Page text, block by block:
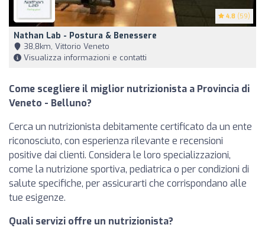
4.8 (59)
Nathan Lab - Postura & Benessere
38,8km, Vittorio Veneto
Visualizza informazioni e contatti
Come scegliere il miglior nutrizionista a Provincia di
Veneto - Belluno?
Cerca un nutrizionista debitamente certificato da un ente
riconosciuto, con esperienza rilevante e recensioni
positive dai clienti. Considera le loro specializzazioni,
come la nutrizione sportiva, pediatrica o per condizioni di
salute specifiche, per assicurarti che corrispondano alle
tue esigenze.
Quali servizi offre un nutrizionista?